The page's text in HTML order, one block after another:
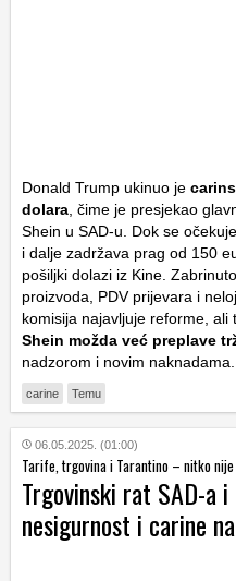
Donald Trump ukinuo je
dolara , čime je presjekao
Shein u SAD-u. Dok se
i dalje zadržava prag od 150
pošiljki dolazi iz Kine.
proizvoda, PDV prijevara i
komisija najavljuje reforme,
Shein možda već preplave
nadzorom i novim naknadama.
carine Temu
06.05.2025. (01:00)
Tarife, trgovina i Tarantino – nitko nije
Trgovinski rat SAD-a
nesigurnost i carine